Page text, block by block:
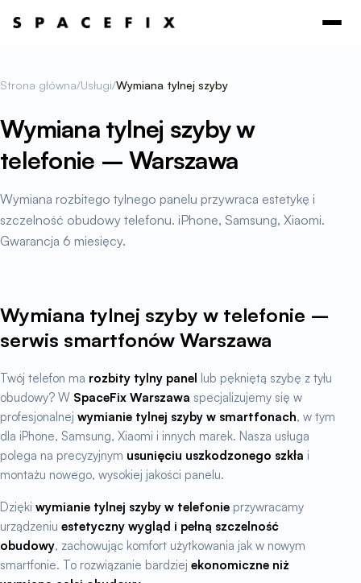
Strona główna/Usługi/Wymiana tylnej szyby
Wymiana tylnej szyby w
telefonie – Warszawa
Wymiana rozbitego tylnego panelu przywraca estetykę i
szczelność obudowy telefonu. iPhone, Samsung, Xiaomi.
Gwarancja 6 miesięcy.
Wymiana tylnej szyby w telefonie –
serwis smartfonów Warszawa
Twój telefon ma rozbity tylny panel lub pękniętą szybę z tyłu
obudowy? W SpaceFix Warszawa specjalizujemy się w
profesjonalnej wymianie tylnej szyby w smartfonach, w tym
dla iPhone, Samsung, Xiaomi i innych marek. Nasza usługa
polega na precyzyjnym usunięciu uszkodzonego szkła i
montażu nowego, wysokiej jakości panelu.
Dzięki wymianie tylnej szyby w telefonie przywracamy
urządzeniu estetyczny wygląd i pełną szczelność
obudowy, zachowując komfort użytkowania jak w nowym
smartfonie. To rozwiązanie bardziej ekonomiczne niż